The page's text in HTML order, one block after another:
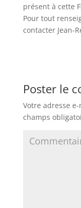
présent à cette
Pour tout
contacter Jean-
Poster le
Votre adresse
champs